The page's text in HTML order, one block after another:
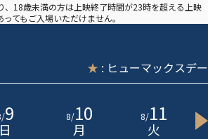
18歳未満の方は上映終了時間が23時を超える上映
てもご入場いただけません。
★ : ヒューマックスデー
/9
日
8/10
月
8/11
火